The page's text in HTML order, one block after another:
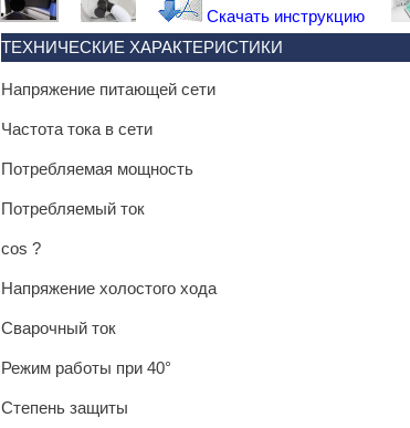
Скачать инструкцию
ТЕХНИЧЕСКИЕ ХАРАКТЕРИСТИКИ
Напряжение питающей сети
Частота тока в сети
Потребляемая мощность
Потребляемый ток
cos ?
Напряжение холостого хода
Сварочный ток
Режим работы при 40°
Степень защиты